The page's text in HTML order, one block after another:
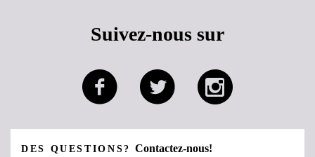
Suivez-nous sur
DES QUESTIONS?Contactez-nous!